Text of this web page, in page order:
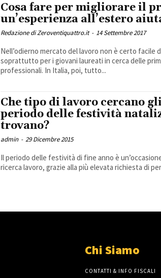
Cosa fare per migliorare il
un’esperienza all’estero
Redazione di Zeroventiquattro.it - 14 Settembre 2017
Nell’odierno mercato del lavoro non è certo facile
soprattutto per i giovani laureati in cerca delle
professionali. In Italia, poi, tutto...
Che tipo di lavoro cercano
periodo delle festività
trovano?
admin - 29 Dicembre 2015
Il periodo delle festività di fine anno è
ricerca lavoro, grazie alla più elevata richiesta di
Chi Siamo
CONTATTI & INFO FISCALI